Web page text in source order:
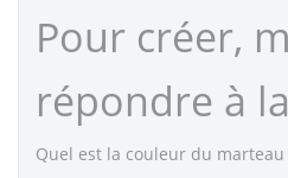
Pour créer,
répondre à
Quel est la couleur du marteau